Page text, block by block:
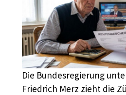
Die Bundesregierung
Friedrich Merz zieht die